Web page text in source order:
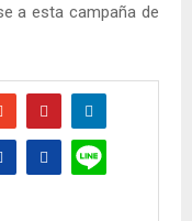
a esta campaña de